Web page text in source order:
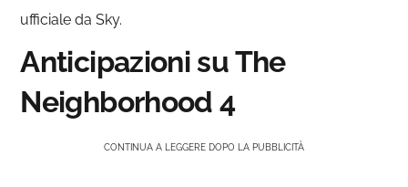
ufficiale da Sky.
Anticipazioni su The
Neighborhood 4
CONTINUA A LEGGERE DOPO LA PUBBLICITÀ